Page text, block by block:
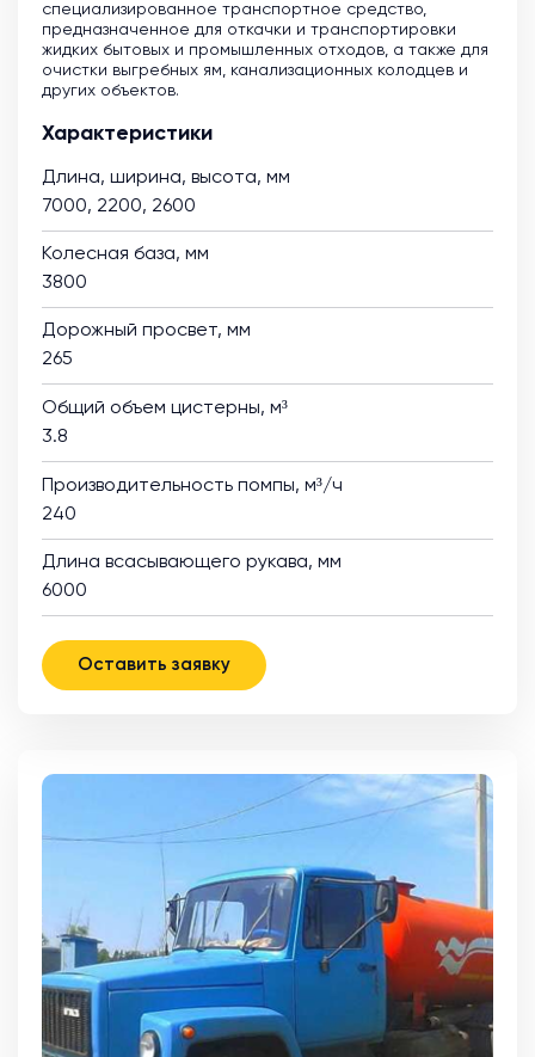
специализированное транспортное средство,
предназначенное для откачки и транспортировки
жидких бытовых и промышленных отходов, а также для
очистки выгребных ям, канализационных колодцев и
других объектов.
Характеристики
Длина, ширина, высота, мм
7000, 2200, 2600
Колесная база, мм
3800
Дорожный просвет, мм
265
Общий объем цистерны, м³
3.8
Производительность помпы, м³/ч
240
Длина всасывающего рукава, мм
6000
Оставить заявку